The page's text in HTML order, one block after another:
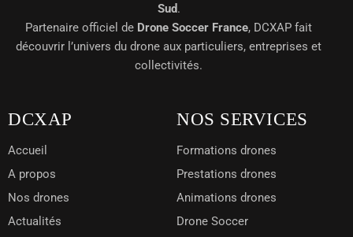
Sud.
Partenaire officiel de Drone Soccer France, DCXAP fait
découvrir l’univers du drone aux particuliers, entreprises et
collectivités.
DCXAP
Accueil
A propos
Nos drones
Actualités
NOS SERVICES
Formations drones
Prestations drones
Animations drones
Drone Soccer